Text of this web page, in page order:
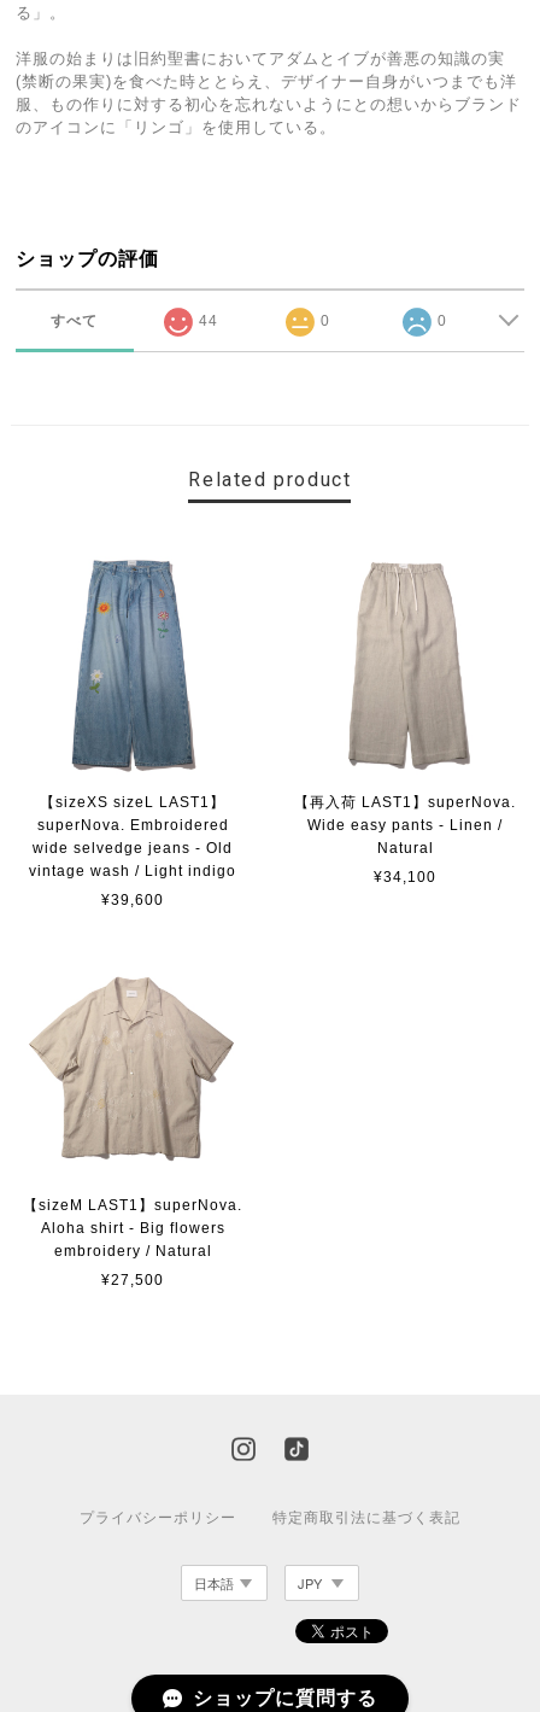
る」。
洋服の始まりは旧約聖書においてアダムとイブが善悪の知識の実
(禁断の果実)を食べた時ととらえ、デザイナー自身がいつまでも洋
服、もの作りに対する初心を忘れないようにとの想いからブランド
のアイコンに「リンゴ」を使用している。
ショップの評価
すべて 44 0 0
Related product
【sizeXS sizeL LAST1】
superNova. Embroidered
wide selvedge jeans - Old
vintage wash / Light indigo
¥39,600
【再入荷 LAST1】superNova.
Wide easy pants - Linen /
Natural
¥34,100
【sizeM LAST1】superNova.
Aloha shirt - Big flowers
embroidery / Natural
¥27,500
プライバシーポリシー 特定商取引法に基づく表記
© 2025 novastore tokyo
ショップに質問する